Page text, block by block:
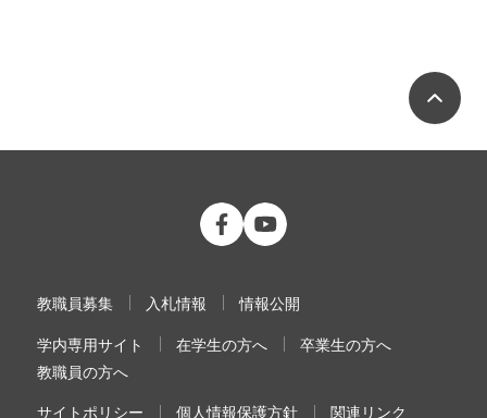
公立大学法人 福島県立医科大学
教職員募集 入札情報 情報公開
学内専用サイト 在学生の方へ
卒業生の方へ
教職員の方へ
サイトポリシー 個人情報保護方針 関連リンク